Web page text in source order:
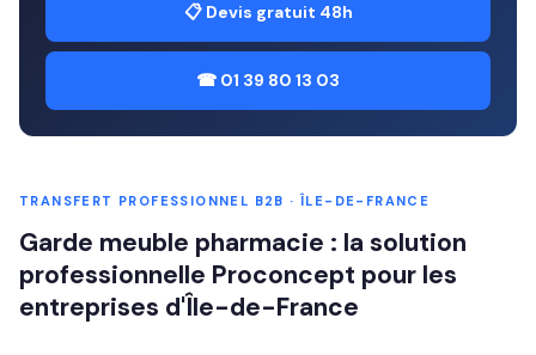
📋 Devis gratuit 48h
☎ 01 39 80 13 03
TRANSFERT PROFESSIONNEL B2B · ÎLE-DE-FRANCE
Garde meuble pharmacie : la solution
professionnelle Proconcept pour les
entreprises d'Île-de-France